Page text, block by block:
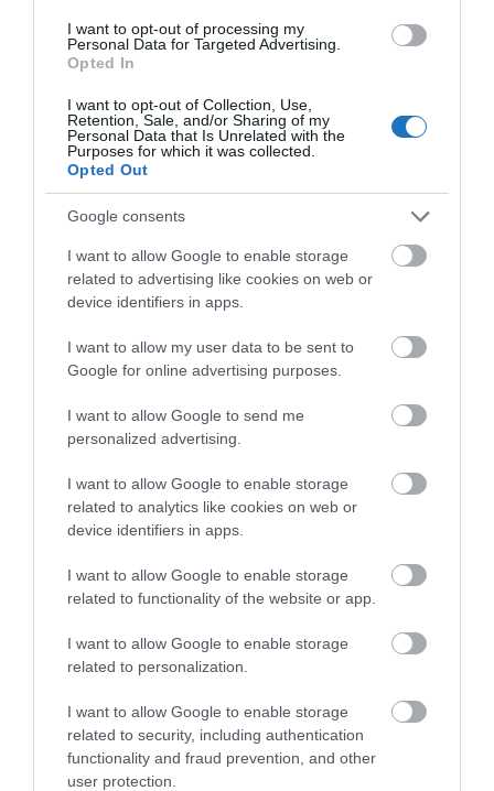
I want to opt-out of processing my
Personal Data for Targeted Advertising.
Opted In
I want to opt-out of Collection, Use,
Retention, Sale, and/or Sharing of my
Personal Data that Is Unrelated with the
Purposes for which it was collected.
Opted Out
Google consents
I want to allow Google to enable storage
related to advertising like cookies on web or
device identifiers in apps.
I want to allow my user data to be sent to
Google for online advertising purposes.
I want to allow Google to send me
personalized advertising.
I want to allow Google to enable storage
related to analytics like cookies on web or
device identifiers in apps.
I want to allow Google to enable storage
related to functionality of the website or app.
I want to allow Google to enable storage
related to personalization.
I want to allow Google to enable storage
related to security, including authentication
functionality and fraud prevention, and other
user protection.
Kertmozizárta, aholPaweł Pawlikowski
„Hidegháború”
kényelmesen, a csillagos ég alatt élvezhették a
lengyel filmművészet ezen remekét.
A Nemzetek Fesztiválja sikeresen hozta közelebb
Lengyelország kulturális értékeit és látnivalóit a
magyar közönséghez. A rendezvény hangulata, a
programok változatossága és a látogatók aktív
részvétele mind hozzájárultak ahhoz, hogy egy
A turizmus világának inspiráló híreiértcsatlakozz
csoportunkhoz, kövessInstánés TikTok
iratkozz
fel hírlevelünkre!
Megosztás
HÍREK LENGYELORSZÁG MAGYARORSZÁG